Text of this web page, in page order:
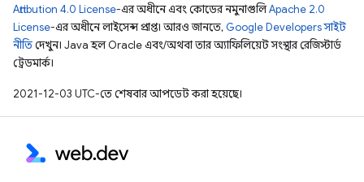
Attribution 4.0 License-এর অধীনে এবং কোডের নমুনাগুলিApache 2.0
License-এর অধীনে লাইসেন্স প্রাপ্ত। আরও জানতে, Google Developers সাইট
নীতিদেখুন। Java হল Oracle এবং/অথবা তার অ্যাফিলিয়েট সংস্থার রেজিস্টার্ড
ট্রেডমার্ক।
2021-12-03 UTC-তে শেষবার আপডেট করা হয়েছে।